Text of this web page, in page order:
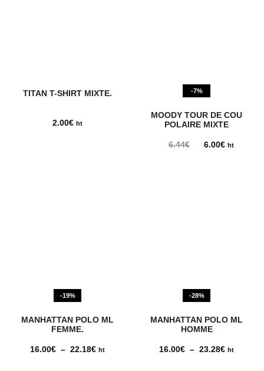
TITAN T-SHIRT MIXTE.
2.00€ ht
-7%
MOODY TOUR DE COU
POLAIRE MIXTE
6.44€ 6.00€Le
ht
-19%
MANHATTAN POLO ML
FEMME.
16.00€ – 22.18€ Plage
ht
-28%
MANHATTAN POLO ML
HOMME
16.00€ – 23.28€ Plage
ht